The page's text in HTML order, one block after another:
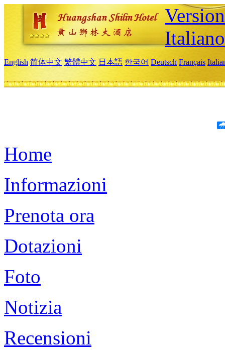
Italiano
English 简体中文 繁體中文 日本語 한국어 Deutsch Français
Home
Informazioni
Prenota ora
Dotazioni
Foto
Notizia
Recensioni